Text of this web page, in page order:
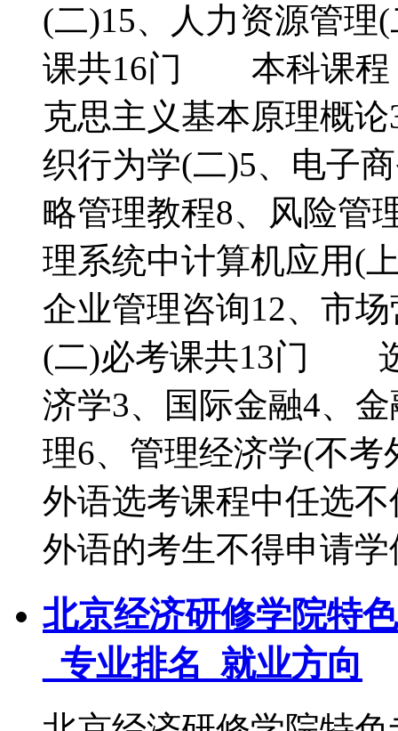
(二)15、人力资源管理
课共16门 本科课程
克思主义基本原理概
织行为学(二)5、电子
略管理教程8、风险管
理系统中计算机应用(
企业管理咨询12、市
(二)必考课共13门 选
济学3、国际金融4、
理6、管理经济学(不
外语选考课程中任选
外语的考生不得申请学
北京经济研修学院特
_专业排名_就业方向